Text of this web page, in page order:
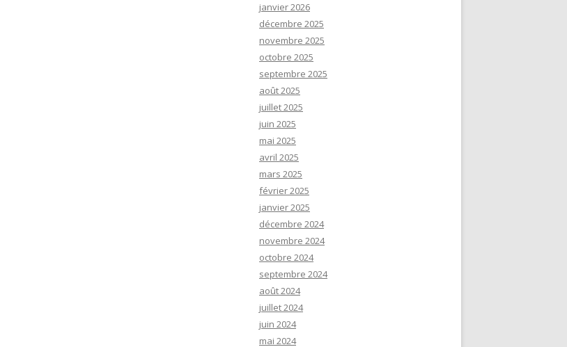
janvier 2026
décembre 2025
novembre 2025
octobre 2025
septembre 2025
août 2025
juillet 2025
juin 2025
mai 2025
avril 2025
mars 2025
février 2025
janvier 2025
décembre 2024
novembre 2024
octobre 2024
septembre 2024
août 2024
juillet 2024
juin 2024
mai 2024